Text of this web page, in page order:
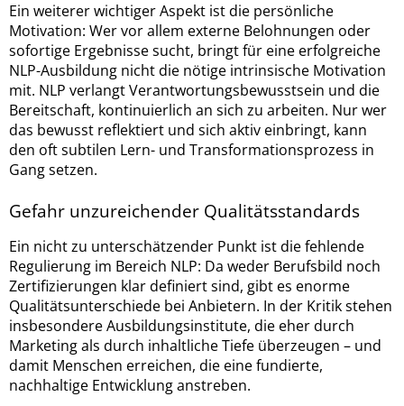
Ein weiterer wichtiger Aspekt ist die persönliche
Motivation: Wer vor allem externe Belohnungen oder
sofortige Ergebnisse sucht, bringt für eine erfolgreiche
NLP-Ausbildung nicht die nötige intrinsische Motivation
mit. NLP verlangt Verantwortungsbewusstsein und die
Bereitschaft, kontinuierlich an sich zu arbeiten. Nur wer
das bewusst reflektiert und sich aktiv einbringt, kann
den oft subtilen Lern- und Transformationsprozess in
Gang setzen.
Gefahr unzureichender Qualitätsstandards
Ein nicht zu unterschätzender Punkt ist die fehlende
Regulierung im Bereich NLP: Da weder Berufsbild noch
Zertifizierungen klar definiert sind, gibt es enorme
Qualitätsunterschiede bei Anbietern. In der Kritik stehen
insbesondere Ausbildungsinstitute, die eher durch
Marketing als durch inhaltliche Tiefe überzeugen – und
damit Menschen erreichen, die eine fundierte,
nachhaltige Entwicklung anstreben.